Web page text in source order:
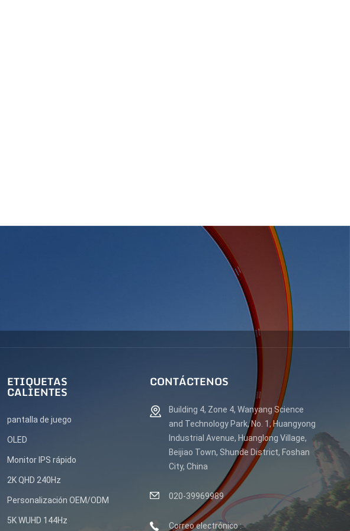
ETIQUETAS
CALIENTES
pantalla de juego
OLED
Monitor IPS rápido
2K QHD 240Hz
Personalización OEM/ODM
5K WUHD 144Hz
CONTÁCTENOS
Building 4, Zone 4, Wanyang Science
and Technology Park, No. 1, Huangyong
Industrial Avenue, Huanglong Village,
Beijiao Town, Shunde District, Foshan
City, China
020-39969989
Correo electrónico :